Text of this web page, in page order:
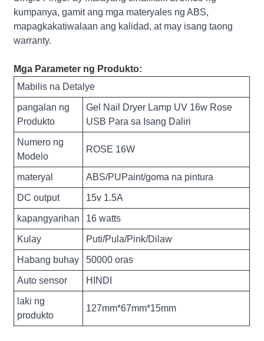
kumpanya, gamit ang mga materyales ng ABS,
mapagkakatiwalaan ang kalidad, at may isang taong
warranty.
Mga Parameter ng Produkto:
Mabilis na Detalye
pangalan ng
Produkto
Gel Nail Dryer Lamp UV 16w Rose
USB Para sa Isang Daliri
Numero ng
Modelo
ROSE 16W
materyal ABS/PUPaint/goma na pintura
DC output 15v 1.5A
kapangyarihan 16 watts
Kulay Puti/Pula/Pink/Dilaw
Habang buhay 50000 oras
Auto sensor HINDI
laki ng
produkto
127mm*67mm*15mm